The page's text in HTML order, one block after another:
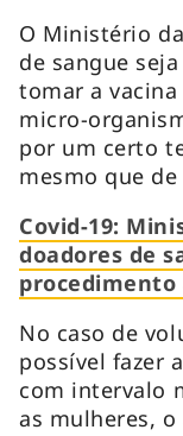
O Ministério
de sangue
tomar a
micro-
por um certo
mesmo que
Covid-19:
doadores de
procedimento
No caso de
possível fazer
com intervalo
as mulheres,